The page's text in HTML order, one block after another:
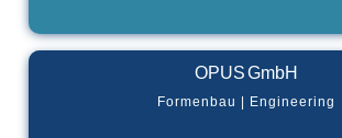
OPUS GmbH
Formenbau | Engineering